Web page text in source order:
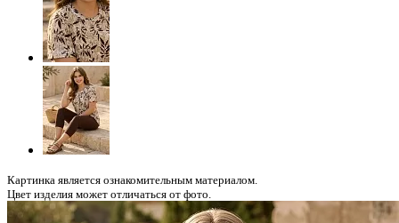
Картинка является ознакомительным материалом.
Цвет изделия может отличаться от фото.